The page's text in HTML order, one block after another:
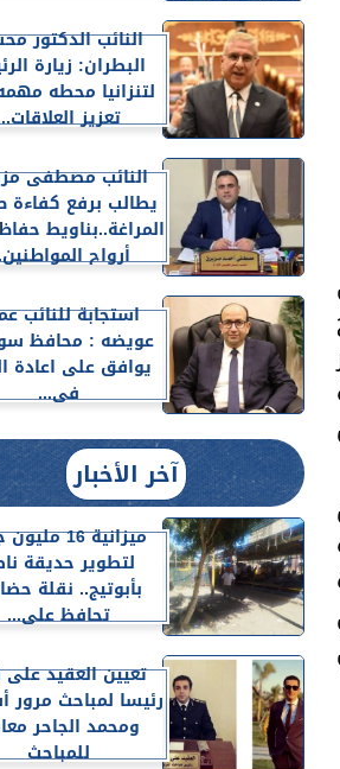
النائب الدكتور
البطران: زيارة
لتنزانيا محطه
تعزيز
النائب مصطفى
يطالب برفع كفاءة
المراغة..بناويط
أرواح
استجابة للنائب
عويضه : محافظ
يوافق على اعادة
فى...
آخر الأخبار
ميزانية 16
لتطوير حديقة
بأبوتيج.. نقلة
تحافظ على...
تعيين العقيد
رئيسا لمباحث مرور
ومحمد الجاحر
للمباحث